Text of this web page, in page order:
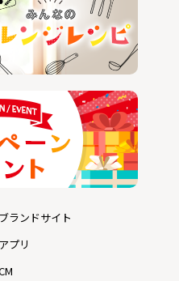
ブランドサイト
アプリ